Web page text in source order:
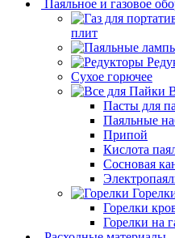
Паяльное и газовое
плит
Сухое горючее
Пасты для
Паяльные
Припой
Кислота
Сосновая
Горелки
Горелки на